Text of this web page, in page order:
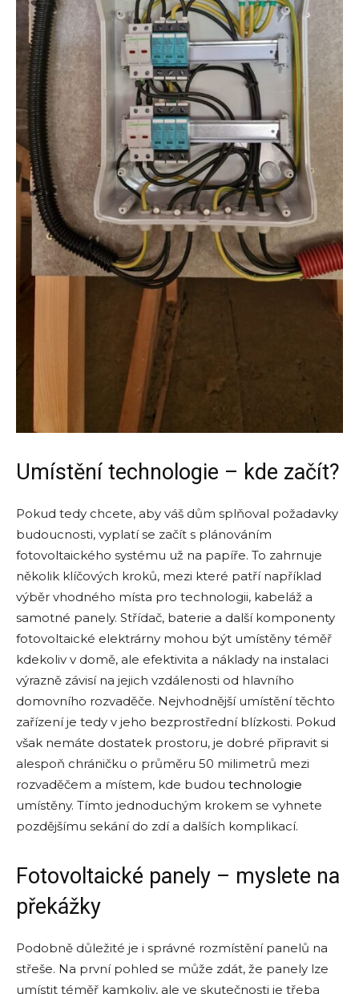
Umístění technologie – kde začít?
Pokud tedy chcete, aby váš dům splňoval požadavky
budoucnosti, vyplatí se začít s plánováním
fotovoltaického systému už na papíře. To zahrnuje
několik klíčových kroků, mezi které patří například
výběr vhodného místa pro technologii, kabeláž a
samotné panely. Střídač, baterie a další komponenty
fotovoltaické elektrárny mohou být umístěny téměř
kdekoliv v domě, ale efektivita a náklady na instalaci
výrazně závisí na jejich vzdálenosti od hlavního
domovního rozvaděče. Nejvhodnější umístění těchto
zařízení je tedy v jeho bezprostřední blízkosti. Pokud
však nemáte dostatek prostoru, je dobré připravit si
alespoň chráničku o průměru 50 milimetrů mezi
rozvaděčem a místem, kde budou technologie
umístěny. Tímto jednoduchým krokem se vyhnete
pozdějšímu sekání do zdí a dalších komplikací.
Fotovoltaické panely – myslete na
překážky
Podobně důležité je i správné rozmístění panelů na
střeše. Na první pohled se může zdát, že panely lze
umístit téměř kamkoliv, ale ve skutečnosti je třeba